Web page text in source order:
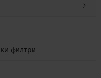
филтри